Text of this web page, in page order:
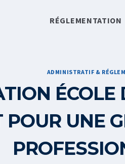
RÉGLEMENTATION
ADMINISTRATIF &
ÉCOLE
POUR UNE